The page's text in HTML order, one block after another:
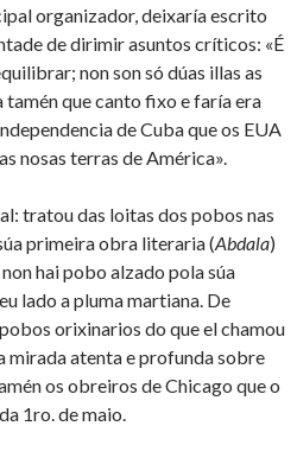
organizador, deixaría escrito
de dirimir asuntos críticos: «É
non son só dúas illas as
que canto fixo e faría era
de Cuba que os EUA
nosas terras de América».
tratou das loitas dos pobos nas
primeira obra literaria (Abdala)
hai pobo alzado pola súa
lado a pluma martiana. De
orixinarios do que el chamou
mirada atenta e profunda sobre
os obreiros de Chicago que o
1ro. de maio.